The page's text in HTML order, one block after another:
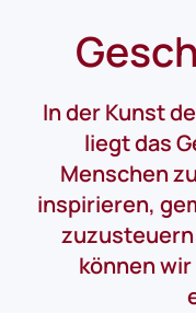
In der Kunst
liegt das
Menschen
inspirieren,
können